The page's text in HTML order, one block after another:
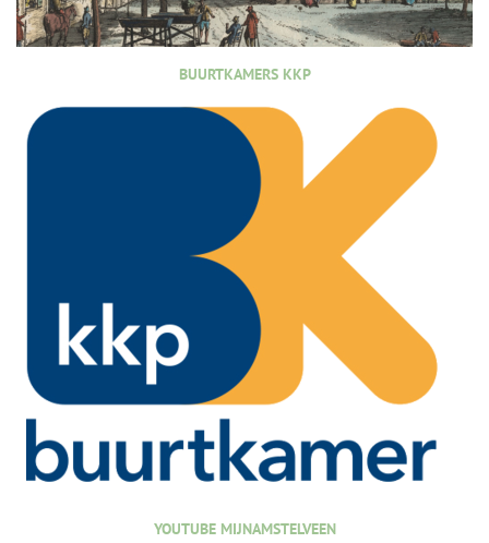
BUURTKAMERS KKP
YOUTUBE MIJNAMSTELVEEN